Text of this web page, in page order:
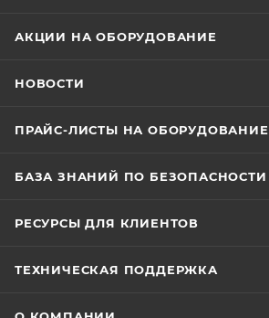
АКЦИИ НА ОБОРУДОВАНИЕ
НОВОСТИ
ПРАЙС-ЛИСТЫ НА ОБОРУДОВАНИЕ
БАЗА ЗНАНИЙ ПО БЕЗОПАСНОСТИ
РЕСУРСЫ ДЛЯ КЛИЕНТОВ
ТЕХНИЧЕСКАЯ ПОДДЕРЖКА